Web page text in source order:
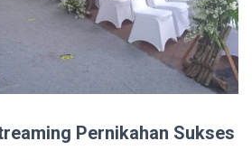
Pernikahan Sukses